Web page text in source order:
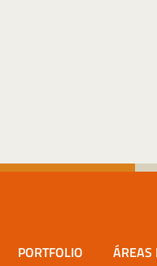
PORTFOLIO ÁREAS